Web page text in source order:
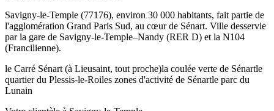
Savigny-le-Temple (77176), environ 30 000 habitants, fait partie de
l'agglomération Grand Paris Sud, au cœur de Sénart. Ville desservie
par la gare de Savigny-le-Temple–Nandy (RER D) et la N104
(Francilienne).
le Carré Sénart (à Lieusaint, tout proche)la coulée verte de Sénartle
quartier du Plessis-le-Roiles zones d'activité de Sénartle parc du
Lunain